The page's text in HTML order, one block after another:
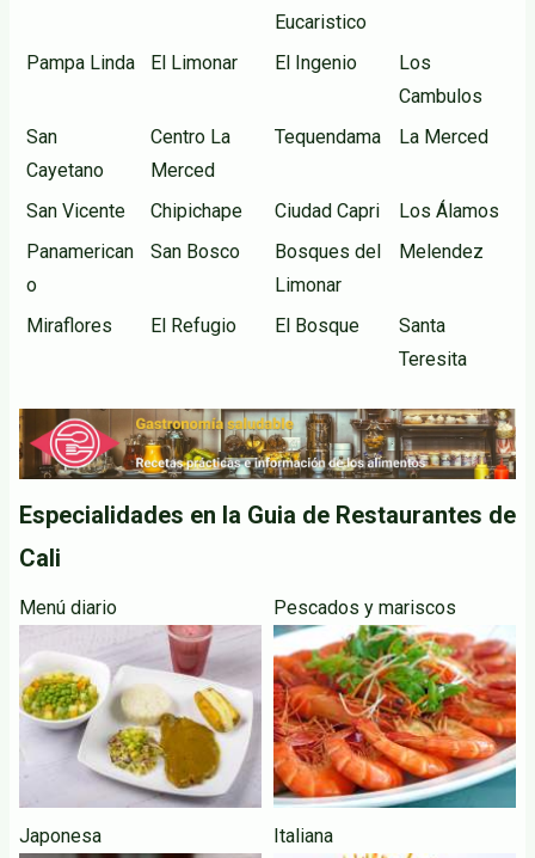
Eucaristico
Pampa Linda
El Limonar El Ingenio
Los
Cambulos
San
Cayetano
Centro La
Merced
Tequendama La Merced
San Vicente Chipichape Ciudad Capri
Los Álamos
Panamerican
o
San Bosco
Bosques del
Limonar
Melendez
Miraflores El Refugio El Bosque
Santa
Teresita
Especialidades en la Guia de Restaurantes de
Cali
Menú diario Pescados y mariscos
Japonesa Italiana